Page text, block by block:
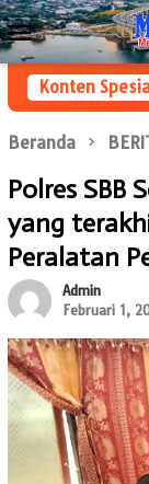
Loncat
ke
konten
Menu
Mobile
Konten
Beranda
Polres SBB
yang
Peralatan
Admin
Februari 1,